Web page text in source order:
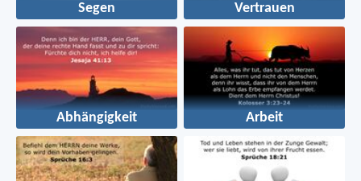
Segen Vertrauen
Abhängigkeit Arbeit